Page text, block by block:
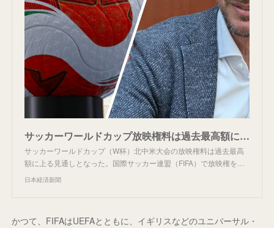
サッカーワールドカップ放映権料は過去最高額に FIFA幹部に聞く収益と普及の両立 - 日本経済新聞
サッカーワールドカップ（W杯）北中米大会の放映権料は過去最高
額に上る見通しとなった。国際サッカー連盟（FIFA）で放映権を…
日本経済新聞
かつて、FIFAはUEFAとともに、イギリスなどのユニバーサル・